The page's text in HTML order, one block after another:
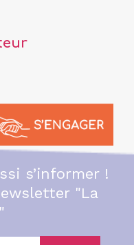
s’informer !
"La